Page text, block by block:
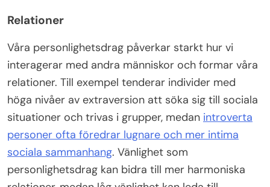
Relationer
Våra personlighetsdrag påverkar starkt hur vi
interagerar med andra människor och formar våra
relationer. Till exempel tenderar individer med
höga nivåer av extraversion att söka sig till sociala
situationer och trivas i grupper, medan introverta
personer ofta föredrar lugnare och mer intima
sociala sammanhang. Vänlighet som
personlighetsdrag kan bidra till mer harmoniska